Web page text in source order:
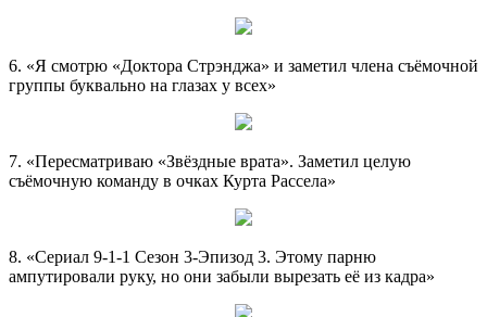
6. «Я смотрю «Доктора Стрэнджа» и заметил члена съёмочной
группы буквально на глазах у всех»
7. «Пересматриваю «Звёздные врата». Заметил целую
съёмочную команду в очках Курта Рассела»
8. «Сериал 9-1-1 Сезон 3-Эпизод 3. Этому парню
ампутировали руку, но они забыли вырезать её из кадра»